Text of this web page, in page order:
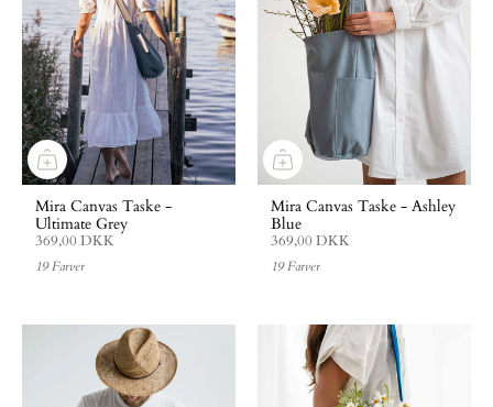
Mira Canvas Taske -
Ultimate Grey
369,00 DKK
19 Farver
Mira Canvas Taske - Ashley
Blue
369,00 DKK
19 Farver